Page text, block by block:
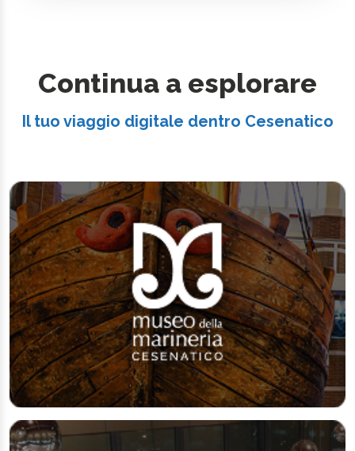
Continua a esplorare
Il tuo viaggio digitale dentro Cesenatico